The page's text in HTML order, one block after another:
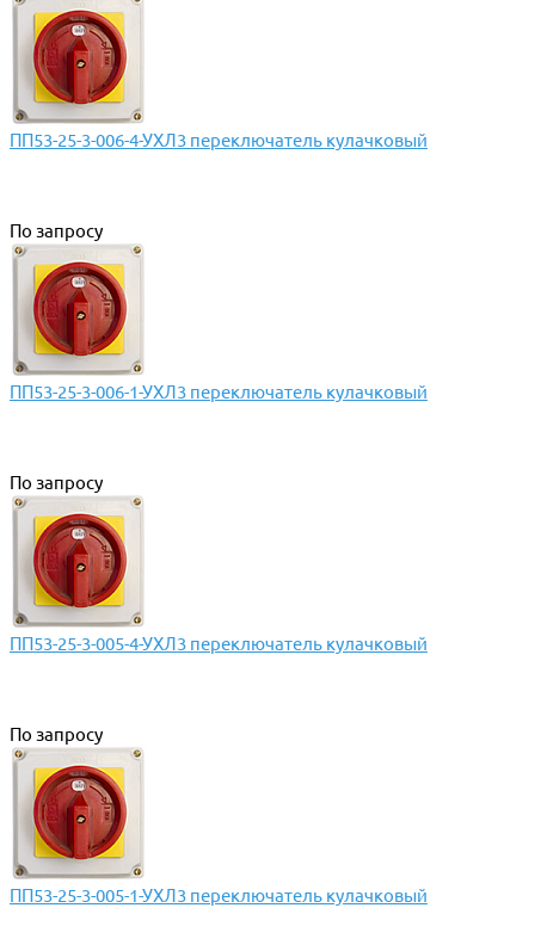
ПП53-25-3-006-4-УХЛ3 переключатель кулачковый
По запросу
ПП53-25-3-006-1-УХЛ3 переключатель кулачковый
По запросу
ПП53-25-3-005-4-УХЛ3 переключатель кулачковый
По запросу
ПП53-25-3-005-1-УХЛ3 переключатель кулачковый